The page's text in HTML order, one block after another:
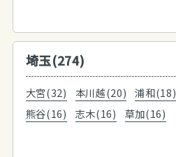
埼玉(274)
大宮(32) 本川越(20) 浦和(18)
熊谷(16)
志木(16)
草加(16)